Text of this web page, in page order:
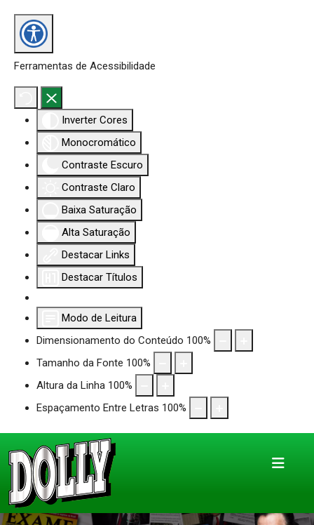
Ferramentas de Acessibilidade
Inverter Cores
Monocromático
Contraste Escuro
Contraste Claro
Baixa Saturação
Alta Saturação
Destacar Links
Destacar Títulos
Modo de Leitura
Dimensionamento do Conteúdo 100%
Tamanho da Fonte 100%
Altura da Linha 100%
Espaçamento Entre Letras 100%